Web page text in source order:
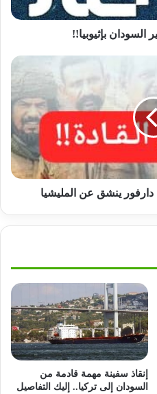
بإثيوبيا!!
دارفور ينشق عن المليشيا
إنقاذ سفينة مهمة قادمة من
السودان إلى تركيا.. إليك التفاصيل